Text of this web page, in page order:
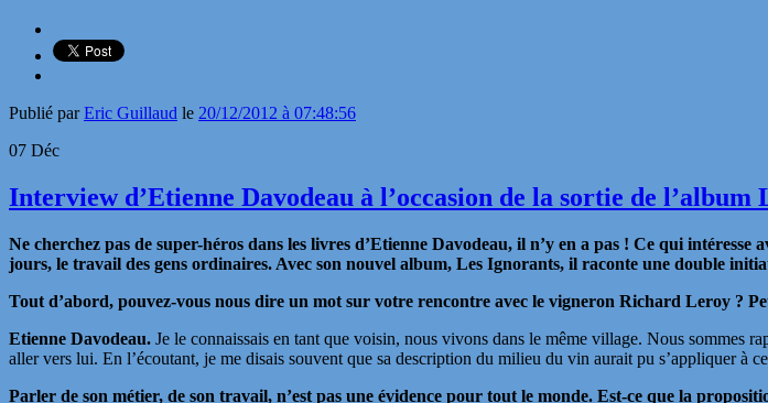
Publié parEric Guillaud le 20/12/2012 à 07:48:56
07 Déc
Interview d’Etienne Davodeau à l’occasion de la sortie de l’album
Ne cherchez pas de super-héros dans les livres d’Etienne Davodeau, il n’y en a pas ! Ce qui
jours, le travail des gens ordinaires. Avec son nouvel album, Les Ignorants, il raconte une double
Tout d’abord, pouvez-vous nous dire un mot sur votre rencontre avec le vigneron Richard Leroy ?
Etienne Davodeau. Je le connaissais en tant que voisin, nous vivons dans le même village. Nous sommes
aller vers lui. En l’écoutant, je me disais souvent que sa description du milieu du vin aurait pu s’appliquer à
Parler de son métier, de son travail, n’est pas une évidence pour tout le monde. Est-ce que la